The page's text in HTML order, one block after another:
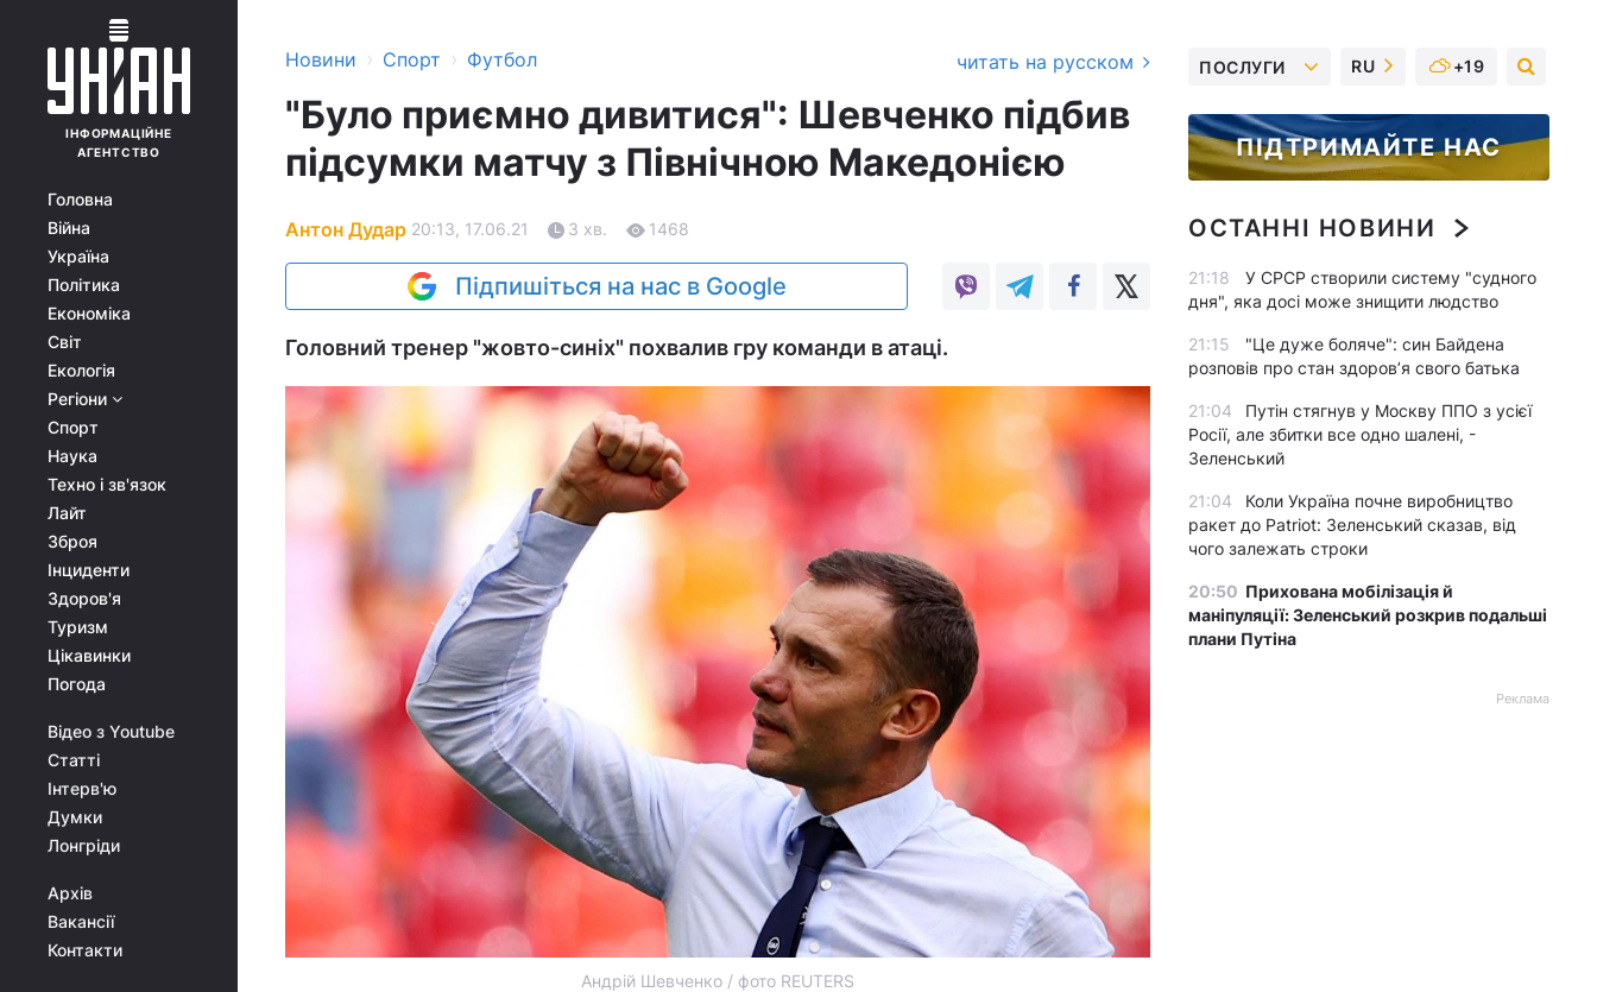
ІНФОРМАЦІЙНЕ
АГЕНТСТВО
Головна
Війна
Україна
Політика
Економіка
Світ
Екологія
Регіони
Спорт
Наука
Техно і зв'язок
Лайт
Зброя
Інциденти
Здоров'я
Туризм
Цікавинки
Погода
Відео з Youtube
Статті
Інтерв'ю
Думки
Лонгріди
Архів
Вакансії
Контакти
Новини › Спорт › Футбол читать на русском
"Було приємно дивитися": Шевченко підбив
підсумки матчу з Північною Македонією
Антон Дудар 20:13, 17.06.21 3 хв. 1468
Підпишіться на нас в Google
Головний тренер "жовто-синіх" похвалив гру команди в атаці.
Андрій Шевченко / фото REUTERS
ПОСЛУГИ RU +19
ПІДТРИМАЙТЕ НАС
ОСТАННІ НОВИНИ
21:18
У СРСР створили систему "судного
дня", яка досі може знищити людство
21:15
"Це дуже боляче": син Байдена
розповів про стан здоров’я свого батька
21:04
Путін стягнув у Москву ППО з усієї
Росії, але збитки все одно шалені, -
Зеленський
21:04
Коли Україна почне виробництво
ракет до Patriot: Зеленський сказав, від
чого залежать строки
20:50 Прихована мобілізація й
маніпуляції: Зеленський розкрив подальші
плани Путіна
Реклама